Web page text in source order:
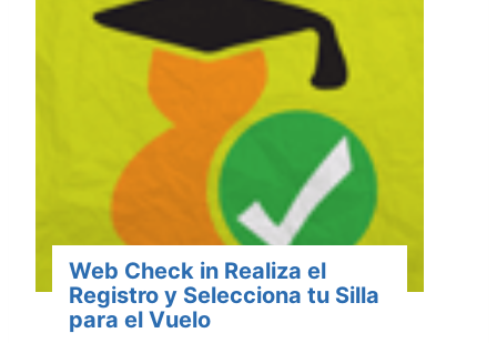
Web Check in Realiza el
Registro y Selecciona tu Silla
para el Vuelo